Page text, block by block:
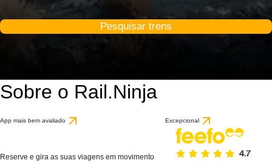
Pesquisar trens
Sobre o Rail.Ninja
App mais bem avaliado
Reserve e gira as suas viagens em movimento
Excepcional